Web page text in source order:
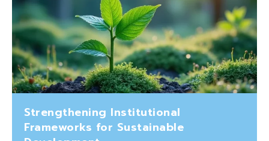
Strengthening Institutional
Frameworks for Sustainable